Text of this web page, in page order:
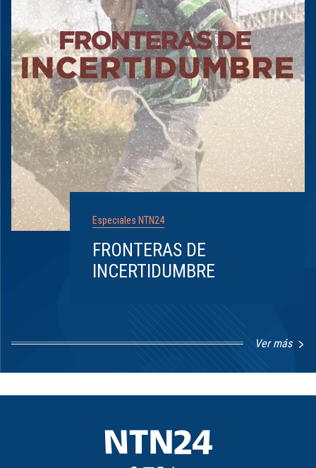
Especiales NTN24
FRONTERAS DE
INCERTIDUMBRE
Ver más
8